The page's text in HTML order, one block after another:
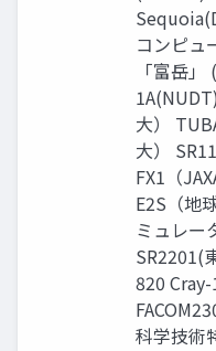
コンピュ
「富岳
大）
大）
FX1（
E2S（地
ミュレー
SR2201(
820
科学技術